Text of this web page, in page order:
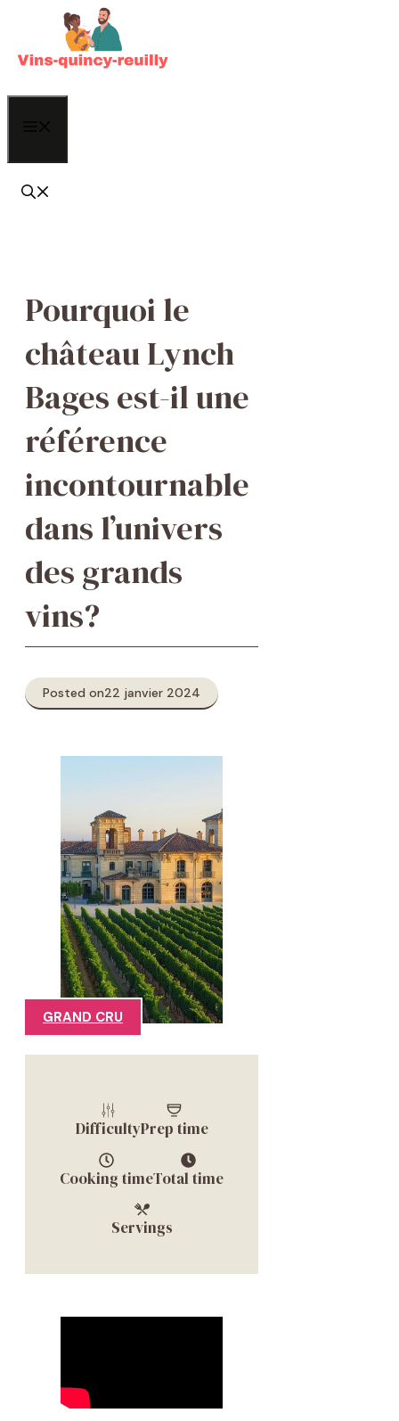
contenu
Pourquoi le
château Lynch
Bages est-il une
référence
incontournable
dans l’univers
des grands
vins?
Posted on22 janvier 2024
GRAND CRU
DifficultyPrep time
Cooking timeTotal time
Servings